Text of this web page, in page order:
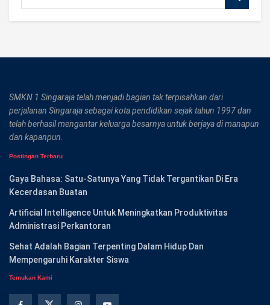
SMKN 1 Singaraja telah menjadi bagian tak terpisahkan dari
perjalanan Singaraja sebagai kota pendidikan sejak tahun 1997 dan
telah berhasil mengantar keluarga besarnya untuk berjaya di manapun
dan kapanpun.
Postingan Terbaru
Gaya Bahasa: Satu-Satunya Yang Tidak Tergantikan Di Era
Kecerdasan Buatan
Artificial Intelligence Untuk Meningkatkan Produktivitas
Administrasi Perkantoran
Sehat Adalah Bagian Terpenting Dalam Hidup Dan
Mempengaruhi Karakter Siswa
Temukan Kami